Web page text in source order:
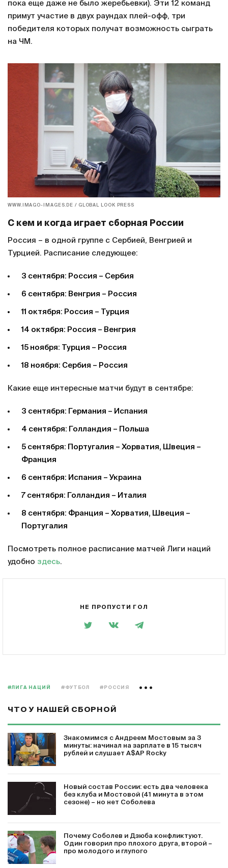
пока еще даже не было жеребьевки). Эти 12 команд
примут участие в двух раундах плей-офф, три
победителя которых получат возможность сыграть
на ЧМ.
WWW.IMAGO-IMAGES.DE / GLOBAL LOOK PRESS
С кем и когда играет сборная России
Россия – в одной группе с Сербией, Венгрией и
Турцией. Расписание следующее:
3 сентября: Россия – Сербия
6 сентября: Венгрия – Россия
11 октября: Россия – Турция
14 октября: Россия – Венгрия
15 ноября: Турция – Россия
18 ноября: Сербия – Россия
Какие еще интересные матчи будут в сентябре:
3 сентября: Германия – Испания
4 сентября: Голландия – Польша
5 сентября: Португалия – Хорватия, Швеция –
Франция
6 сентября: Испания – Украина
7 сентября: Голландия – Италия
8 сентября: Франция – Хорватия, Швеция –
Португалия
Посмотреть полное расписание матчей Лиги наций
удобно здесь.
НЕ ПРОПУСТИ ГОЛ
#ЛИГА НАЦИЙ #ФУТБОЛ #РОССИЯ
ЧТО У НАШЕЙ СБОРНОЙ
Знакомимся с Андреем Мостовым за 3
минуты: начинал на зарплате в 15 тысяч
рублей и слушает A$AP Rocky
Новый состав России: есть два человека
без клуба и Мостовой (41 минута в этом
сезоне) – но нет Соболева
Почему Соболев и Дзюба конфликтуют.
Один говорил про плохого друга, второй –
про молодого и глупого